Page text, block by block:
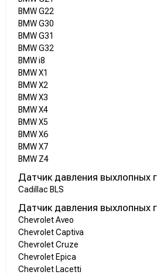
BMW G22
BMW G30
BMW G31
BMW G32
BMW i8
BMW X1
BMW X2
BMW X3
BMW X4
BMW X5
BMW X6
BMW X7
BMW Z4
Датчик давления выхлопных
Cadillac BLS
Датчик давления выхлопных
Chevrolet Aveo
Chevrolet Captiva
Chevrolet Cruze
Chevrolet Epica
Chevrolet Lacetti